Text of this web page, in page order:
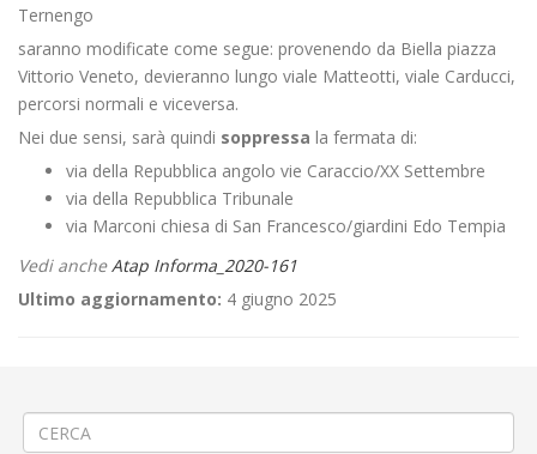
Ternengo
saranno modificate come segue: provenendo da Biella piazza
Vittorio Veneto, devieranno lungo viale Matteotti, viale Carducci,
percorsi normali e viceversa.
Nei due sensi, sarà quindi soppressa la fermata di:
via della Repubblica angolo vie Caraccio/XX Settembre
via della Repubblica Tribunale
via Marconi chiesa di San Francesco/giardini Edo Tempia
Vedi ancheAtap Informa_2020-161
Ultimo aggiornamento: 4 giugno 2025